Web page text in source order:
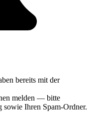
bereits mit der
melden — bitte
sowie Ihren Spam-Ordner.